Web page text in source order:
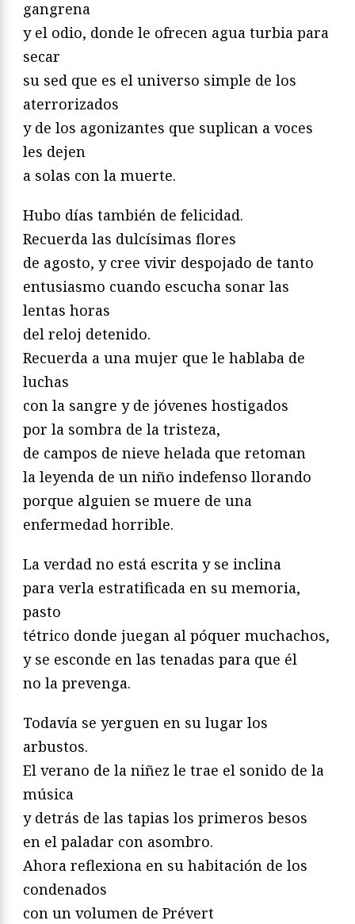
gangrena
y el odio, donde le ofrecen agua turbia para
secar
su sed que es el universo simple de los
aterrorizados
y de los agonizantes que suplican a voces
les dejen
a solas con la muerte.
Hubo días también de felicidad.
Recuerda las dulcísimas flores
de agosto, y cree vivir despojado de tanto
entusiasmo cuando escucha sonar las
lentas horas
del reloj detenido.
Recuerda a una mujer que le hablaba de
luchas
con la sangre y de jóvenes hostigados
por la sombra de la tristeza,
de campos de nieve helada que retoman
la leyenda de un niño indefenso llorando
porque alguien se muere de una
enfermedad horrible.
La verdad no está escrita y se inclina
para verla estratificada en su memoria,
pasto
tétrico donde juegan al póquer muchachos,
y se esconde en las tenadas para que él
no la prevenga.
Todavía se yerguen en su lugar los
arbustos.
El verano de la niñez le trae el sonido de la
música
y detrás de las tapias los primeros besos
en el paladar con asombro.
Ahora reflexiona en su habitación de los
condenados
con un volumen de Prévert